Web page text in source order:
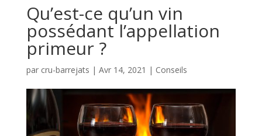
Qu’est-ce qu’un vin
possédant l’appellation
primeur ?
par cru-barrejats | Avr 14, 2021 | Conseils